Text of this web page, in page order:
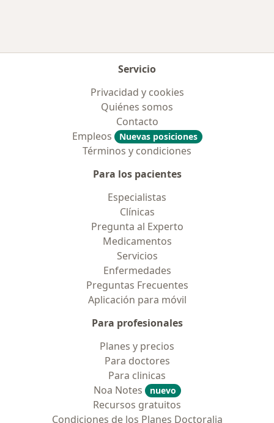
Servicio
Privacidad y cookies
Quiénes somos
Contacto
Empleos
Nuevas posiciones
Términos y condiciones
Para los pacientes
Especialistas
Clínicas
Pregunta al Experto
Medicamentos
Servicios
Enfermedades
Preguntas Frecuentes
Aplicación para móvil
Para profesionales
Planes y precios
Para doctores
Para clinicas
Noa Notes
nuevo
Recursos gratuitos
Condiciones de los Planes Doctoralia